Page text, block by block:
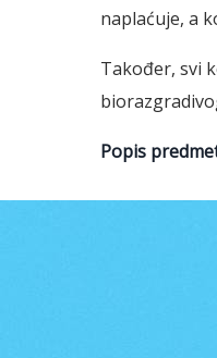
naplaćuje, a
Također, svi
Popis